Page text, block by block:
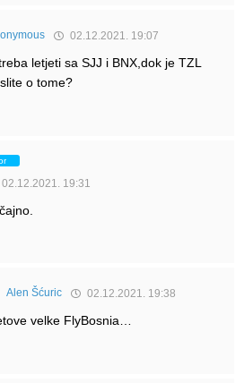
02.12.2021. 19:07
letjeti sa SJJ i BNX,dok je TZL
o tome?
02.12.2021. 19:31
Alen Šćuric 02.12.2021. 19:38
velke FlyBosnia…